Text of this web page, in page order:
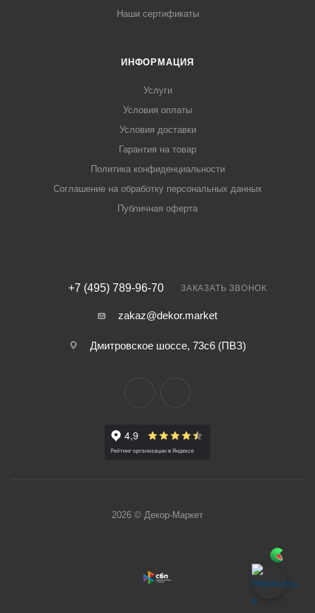
Наши сертификаты
ИНФОРМАЦИЯ
Услуги
Условия оплаты
Условия доставки
Гарантия на товар
Политика конфиденциальности
Соглашение на обработку персональных данных
Публичная оферта
+7 (495) 789-96-70 ЗАКАЗАТЬ ЗВОНОК
zakaz@dekor.market
Дмитровское шоссе, 73с6 (ПВЗ)
2026 © Декор-Маркет